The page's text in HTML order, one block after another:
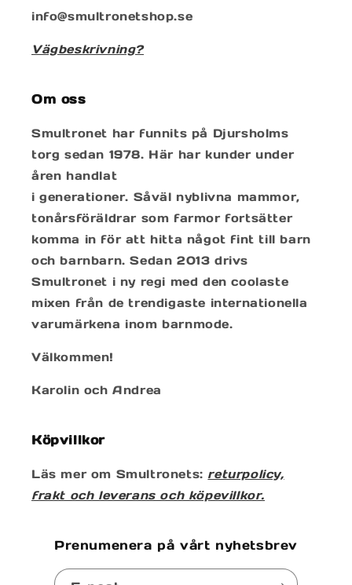
info@smultronetshop.se
Vägbeskrivning?
Om oss
Smultronet har funnits på Djursholms
torg sedan 1978. Här har kunder under
åren handlat
i generationer. Såväl nyblivna mammor,
tonårsföräldrar som farmor fortsätter
komma in för att hitta något fint till barn
och barnbarn. Sedan 2013 drivs
Smultronet i ny regi med den coolaste
mixen från de trendigaste internationella
varumärkena inom barnmode.
Välkommen!
Karolin och Andrea
Köpvillkor
Läs mer om Smultronets: returpolicy,
frakt och leverans och köpevillkor.
Prenumenera på vårt nyhetsbrev